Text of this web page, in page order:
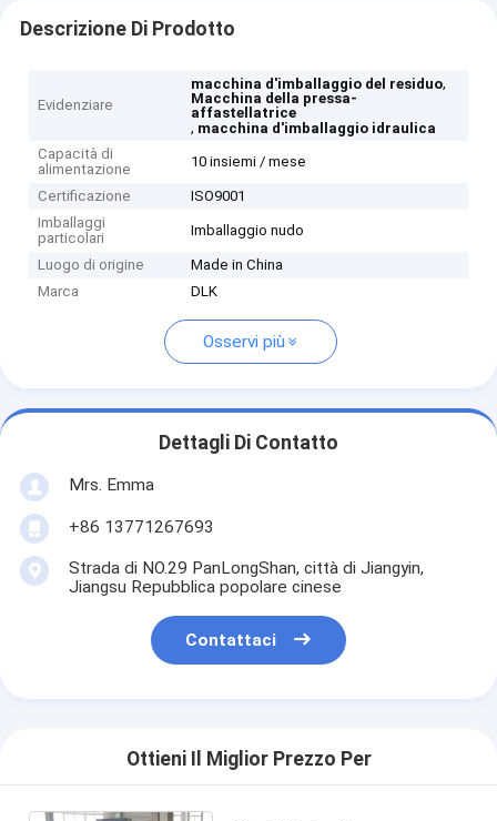
Descrizione Di Prodotto
Evidenziare
macchina d'imballaggio del residuo,
Macchina della pressa-
affastellatrice
, macchina d'imballaggio idraulica
Capacità di
alimentazione
10 insiemi / mese
Certificazione
ISO9001
Imballaggi
particolari
Imballaggio nudo
Luogo di origine
Made in China
Marca
DLK
Osservi più
Dettagli Di Contatto
Mrs. Emma
+86 13771267693
Strada di NO.29 PanLongShan, città di Jiangyin,
Jiangsu Repubblica popolare cinese
Contattaci
Ottieni Il Miglior Prezzo Per